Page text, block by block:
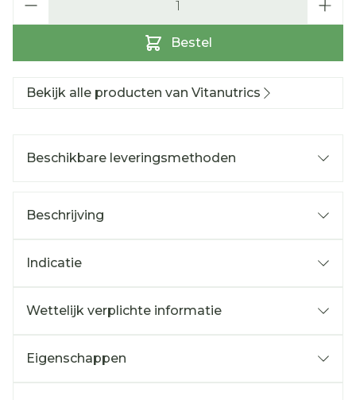
Bestel
Bekijk alle producten van Vitanutrics
Beschikbare leveringsmethoden
Beschrijving
Indicatie
Wettelijk verplichte informatie
Eigenschappen